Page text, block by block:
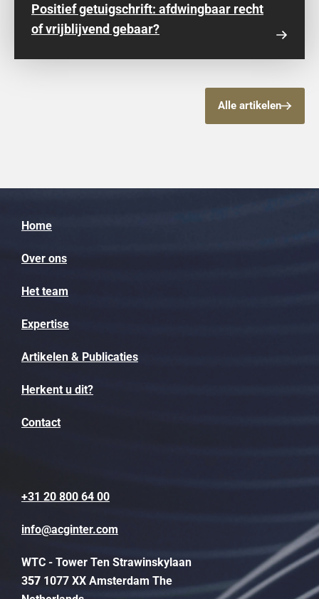
Positief getuigschrift: afdwingbaar recht
of vrijblijvend gebaar?
Alle artikelen
Home
Over ons
Het team
Expertise
Artikelen & Publicaties
Herkent u dit?
Contact
+31 20 800 64 00
info@acginter.com
WTC - Tower Ten Strawinskylaan
357 1077 XX Amsterdam The